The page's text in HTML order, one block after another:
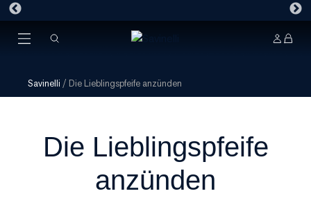
Savinelli / Die Lieblingspfeife anzünden
Die Lieblingspfeife
anzünden